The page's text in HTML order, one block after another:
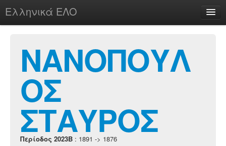
Ελληνικά ΕΛΟ
chesstu.be @ discord
Login
ΝΑΝΟΠΟΥΛ
ΟΣ
ΣΤΑΥΡΟΣ
Περίοδος 2023B : 1891 -> 1876